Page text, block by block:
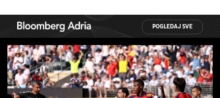
POGLEDAJ SVE